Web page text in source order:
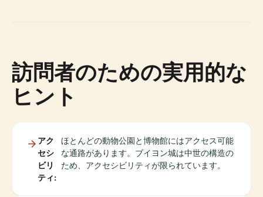
訪問者のための実用的な
ヒント
アク
セシ
ビリ
ティ:
ほとんどの動物公園と博物館にはアクセス可能
な通路があります。ブイヨン城は中世の構造の
ため、アクセシビリティが限られています。